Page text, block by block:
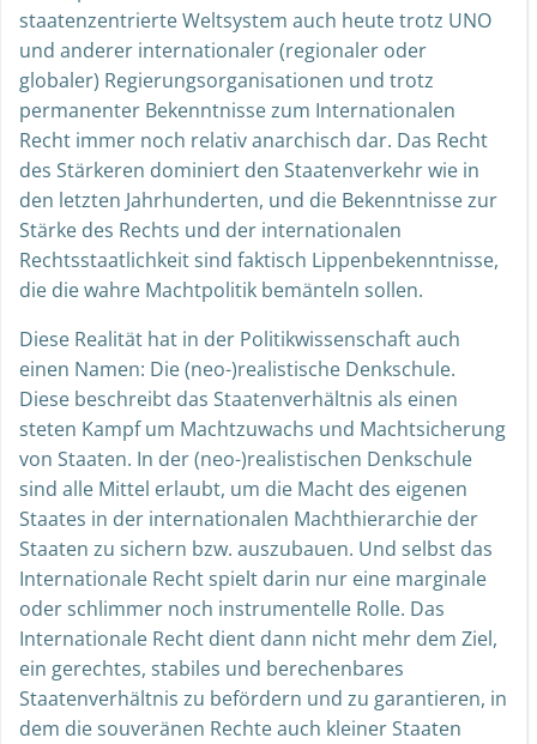
staatenzentrierte Weltsystem auch heute trotz UNO
und anderer internationaler (regionaler oder
globaler) Regierungsorganisationen und trotz
permanenter Bekenntnisse zum Internationalen
Recht immer noch relativ anarchisch dar. Das Recht
des Stärkeren dominiert den Staatenverkehr wie in
den letzten Jahrhunderten, und die Bekenntnisse zur
Stärke des Rechts und der internationalen
Rechtsstaatlichkeit sind faktisch Lippenbekenntnisse,
die die wahre Machtpolitik bemänteln sollen.
Diese Realität hat in der Politikwissenschaft auch
einen Namen: Die (neo-)realistische Denkschule.
Diese beschreibt das Staatenverhältnis als einen
steten Kampf um Machtzuwachs und Machtsicherung
von Staaten. In der (neo-)realistischen Denkschule
sind alle Mittel erlaubt, um die Macht des eigenen
Staates in der internationalen Machthierarchie der
Staaten zu sichern bzw. auszubauen. Und selbst das
Internationale Recht spielt darin nur eine marginale
oder schlimmer noch instrumentelle Rolle. Das
Internationale Recht dient dann nicht mehr dem Ziel,
ein gerechtes, stabiles und berechenbares
Staatenverhältnis zu befördern und zu garantieren, in
dem die souveränen Rechte auch kleiner Staaten